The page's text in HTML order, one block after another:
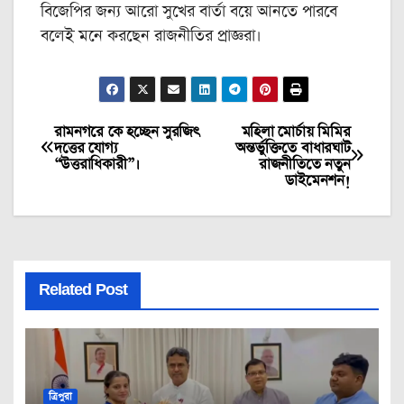
বিজেপির জন্য আরো সুখের বার্তা বয়ে আনতে পারবে
বলেই মনে করছেন রাজনীতির প্রাজ্ঞরা।
Post
navigation
মহিলা মোর্চায় মিমির
অন্তর্ভুক্তিতে বাধারঘাট
রাজনীতিতে নতুন
ডাইমেনশন!
রামনগরে কে হচ্ছেন সুরজিৎ
দত্তের যোগ্য
“উত্তরাধিকারী”।
Related Post
ত্রিপুরা